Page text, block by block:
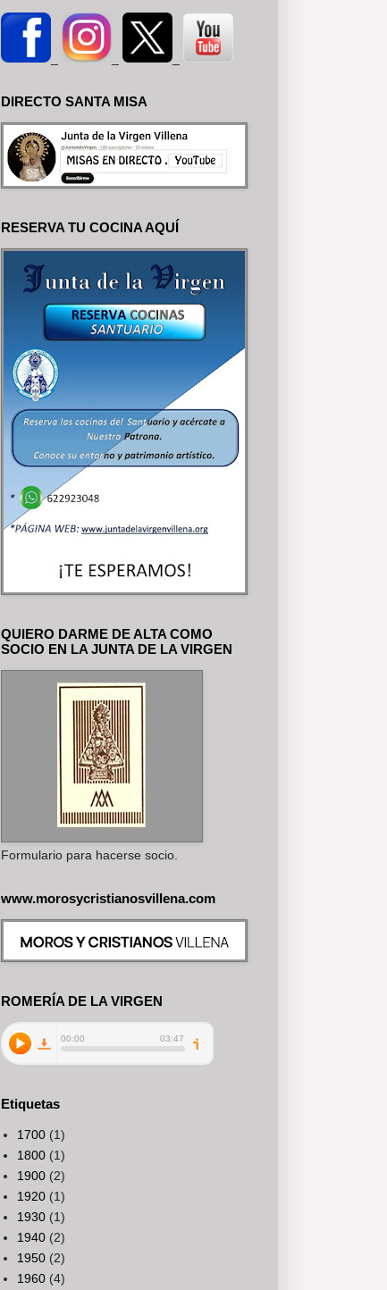
DIRECTO SANTA MISA
RESERVA TU COCINA AQUÍ
QUIERO DARME DE ALTA COMO
SOCIO EN LA JUNTA DE LA VIRGEN
Formulario para hacerse socio.
www.morosycristianosvillena.com
ROMERÍA DE LA VIRGEN
Etiquetas
1700 (1)
1800 (1)
1900 (2)
1920 (1)
1930 (1)
1940 (2)
1950 (2)
1960 (4)